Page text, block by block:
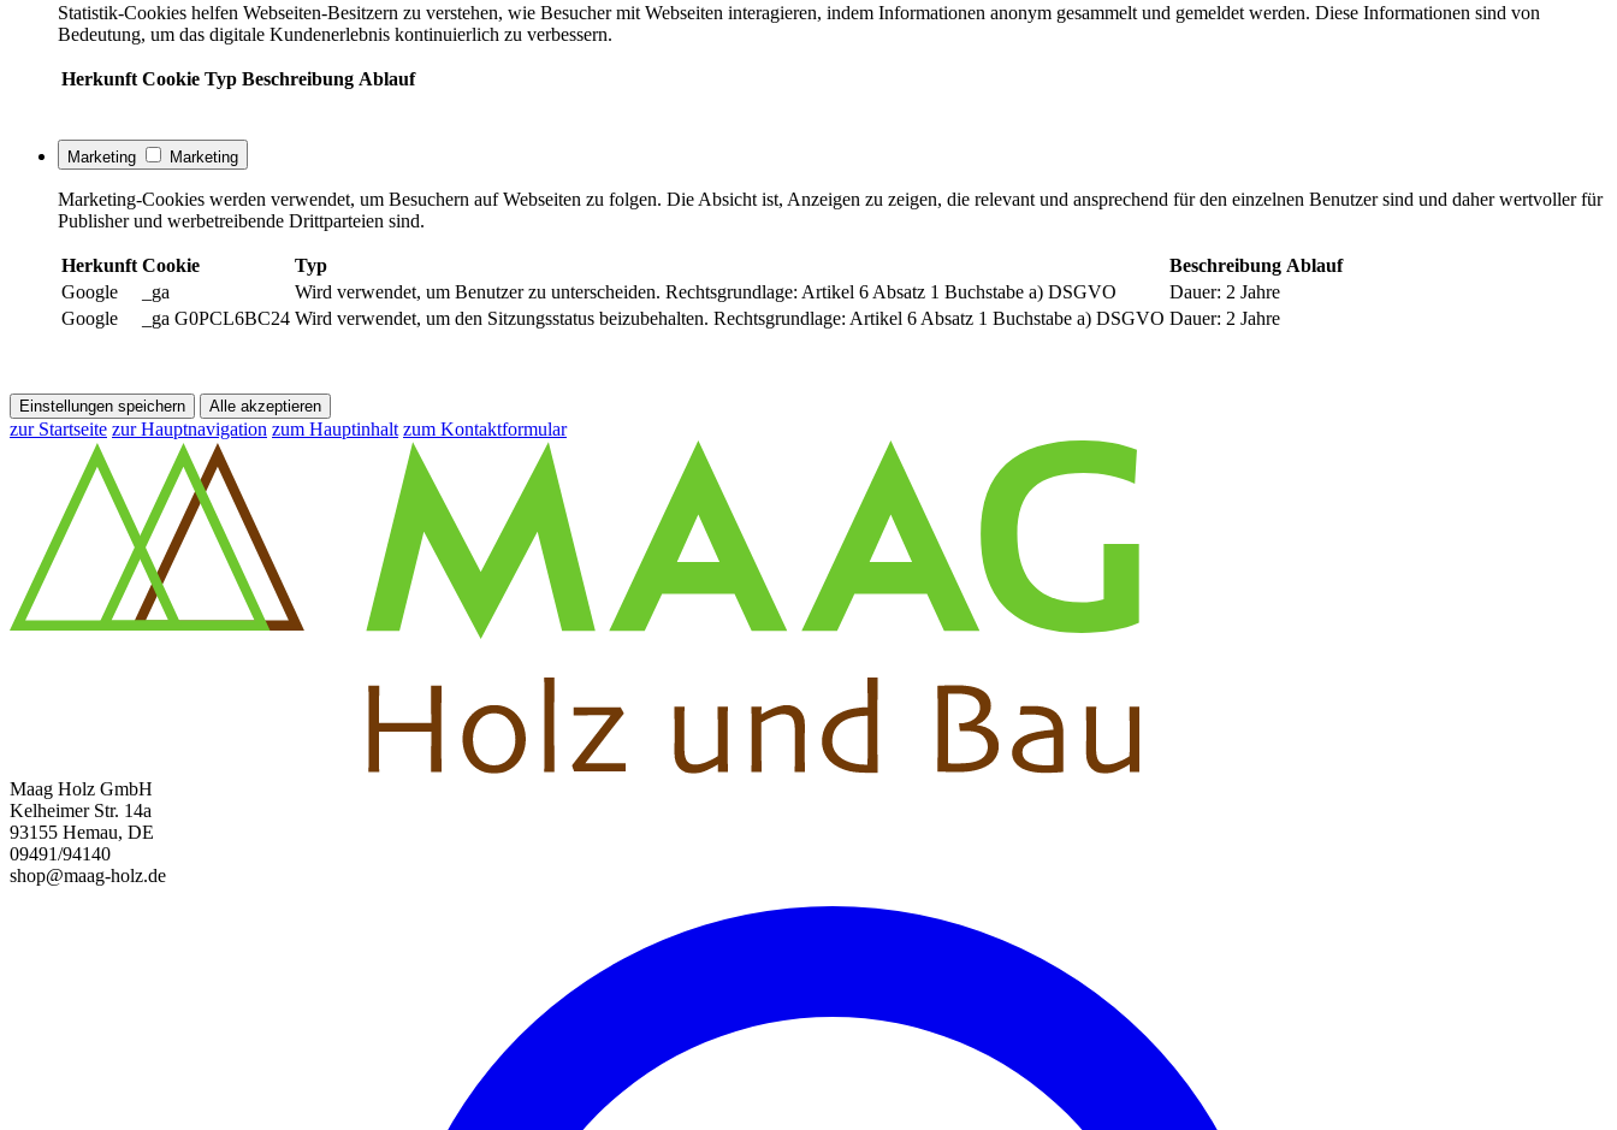
Statistik-Cookies helfen Webseiten-Besitzern zu verstehen, wie Besucher mit Webseiten interagieren, indem Informationen anonym gesammelt und gemeldet werden. Diese Informationen sind von
Bedeutung, um das digitale Kundenerlebnis kontinuierlich zu verbessern.
Herkunft Cookie Typ Beschreibung Ablauf
Marketing Marketing
Marketing-Cookies werden verwendet, um Besuchern auf Webseiten zu folgen. Die Absicht ist, Anzeigen zu zeigen, die relevant und ansprechend für den einzelnen Benutzer sind und daher wertvoller für
Publisher und werbetreibende Drittparteien sind.
Herkunft Cookie Typ Beschreibung Ablauf
Google
_ga Wird verwendet, um Benutzer zu unterscheiden. Rechtsgrundlage: Artikel 6 Absatz 1 Buchstabe a) DSGVO
Dauer: 2 Jahre
Google
_ga G0PCL6BC24 Wird verwendet, um den Sitzungsstatus beizubehalten. Rechtsgrundlage: Artikel 6 Absatz 1 Buchstabe a) DSGVO Dauer: 2 Jahre
Einstellungen speichern Alle akzeptieren
zur Startseite zur Hauptnavigation zum Hauptinhalt zum Kontaktformular
Maag Holz GmbH
Kelheimer Str. 14a
93155 Hemau, DE
09491/94140
shop@maag-holz.de